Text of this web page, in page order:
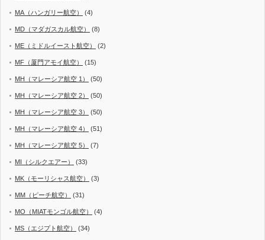
MA（ハンガリー航空） (4)
MD（マダガスカル航空） (8)
ME（ミドルイースト航空） (2)
MF（厦門アモイ航空） (15)
MH（マレーシア航空 1） (50)
MH（マレーシア航空 2） (50)
MH（マレーシア航空 3） (50)
MH（マレーシア航空 4） (51)
MH（マレーシア航空 5） (7)
MI（シルクエアー） (33)
MK（モーリシャス航空） (3)
MM（ピーチ航空） (31)
MO（MIATモンゴル航空） (4)
MS（エジプト航空） (34)